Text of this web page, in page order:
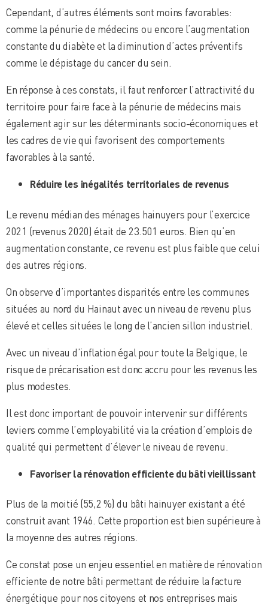
Cependant, d’autres éléments sont moins favorables:
comme la pénurie de médecins ou encore l’augmentation
constante du diabète et la diminution d’actes préventifs
comme le dépistage du cancer du sein.
En réponse à ces constats, il faut renforcer l’attractivité du
territoire pour faire face à la pénurie de médecins mais
également agir sur les déterminants socio-économiques et
les cadres de vie qui favorisent des comportements
favorables à la santé.
Réduire les inégalités territoriales de revenus
Le revenu médian des ménages hainuyers pour l’exercice
2021 (revenus 2020) était de 23.501 euros. Bien qu’en
augmentation constante, ce revenu est plus faible que celui
des autres régions.
On observe d’importantes disparités entre les communes
situées au nord du Hainaut avec un niveau de revenu plus
élevé et celles situées le long de l’ancien sillon industriel.
Avec un niveau d’inflation égal pour toute la Belgique, le
risque de précarisation est donc accru pour les revenus les
plus modestes.
Il est donc important de pouvoir intervenir sur différents
leviers comme l’employabilité via la création d’emplois de
qualité qui permettent d’élever le niveau de revenu.
Favoriser la rénovation efficiente du bâti vieillissant
Plus de la moitié (55,2 %) du bâti hainuyer existant a été
construit avant 1946. Cette proportion est bien supérieure à
la moyenne des autres régions.
Ce constat pose un enjeu essentiel en matière de rénovation
efficiente de notre bâti permettant de réduire la facture
énergétique pour nos citoyens et nos entreprises mais